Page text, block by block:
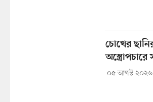
চোখের
অস্ত্রোপচারে
০৫ আগস্ট ২০২৬